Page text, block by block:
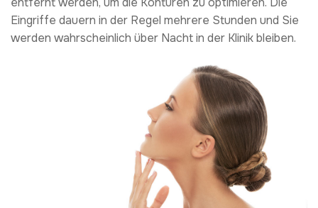
Eingriffe dauern in der Regel mehrere Stunden und Sie
werden wahrscheinlich über Nacht in der Klinik bleiben.